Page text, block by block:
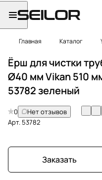
Главная Каталог
Ёрш для чистки
Ø40 мм Vikan 510
53782 зеленый
0
Нет отзывов
Арт. 53782
Заказать